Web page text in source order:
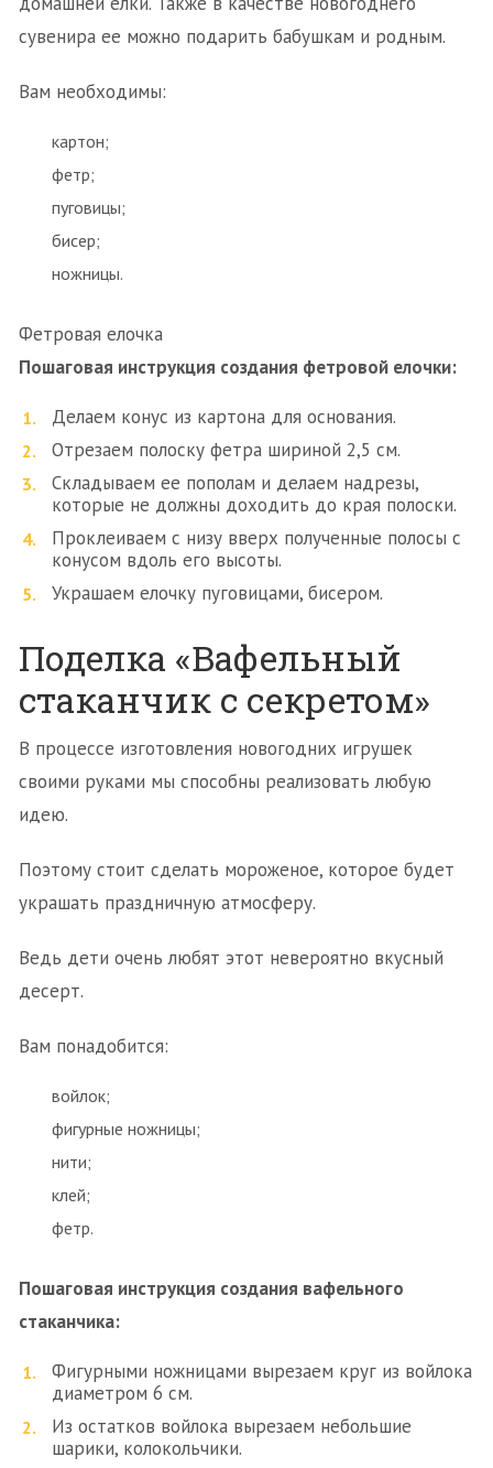
сувенира ее можно подарить бабушкам и родным.
Вам необходимы:
картон;
фетр;
пуговицы;
бисер;
ножницы.
Фетровая елочка
Пошаговая инструкция создания фетровой елочки:
Делаем конус из картона для основания.
Отрезаем полоску фетра шириной 2,5 см.
Складываем ее пополам и делаем надрезы,
которые не должны доходить до края полоски.
Проклеиваем с низу вверх полученные полосы с
конусом вдоль его высоты.
Украшаем елочку пуговицами, бисером.
Поделка «Вафельный
стаканчик с секретом»
В процессе изготовления новогодних игрушек
своими руками мы способны реализовать любую
идею.
Поэтому стоит сделать мороженое, которое будет
украшать праздничную атмосферу.
Ведь дети очень любят этот невероятно вкусный
десерт.
Вам понадобится:
войлок;
фигурные ножницы;
нити;
клей;
фетр.
Пошаговая инструкция создания вафельного
стаканчика:
Фигурными ножницами вырезаем круг из войлока
диаметром 6 см.
Из остатков войлока вырезаем небольшие
шарики, колокольчики.